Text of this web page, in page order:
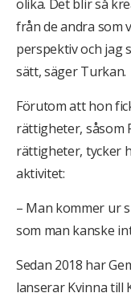
olika. Det blir så
från de andra som
perspektiv och jag
sätt, säger Turkan.
Förutom att hon
rättigheter, såsom
rättigheter, tycker
aktivitet:
– Man kommer ur
som man kanske
Sedan 2018 har
lanserar Kvinna till